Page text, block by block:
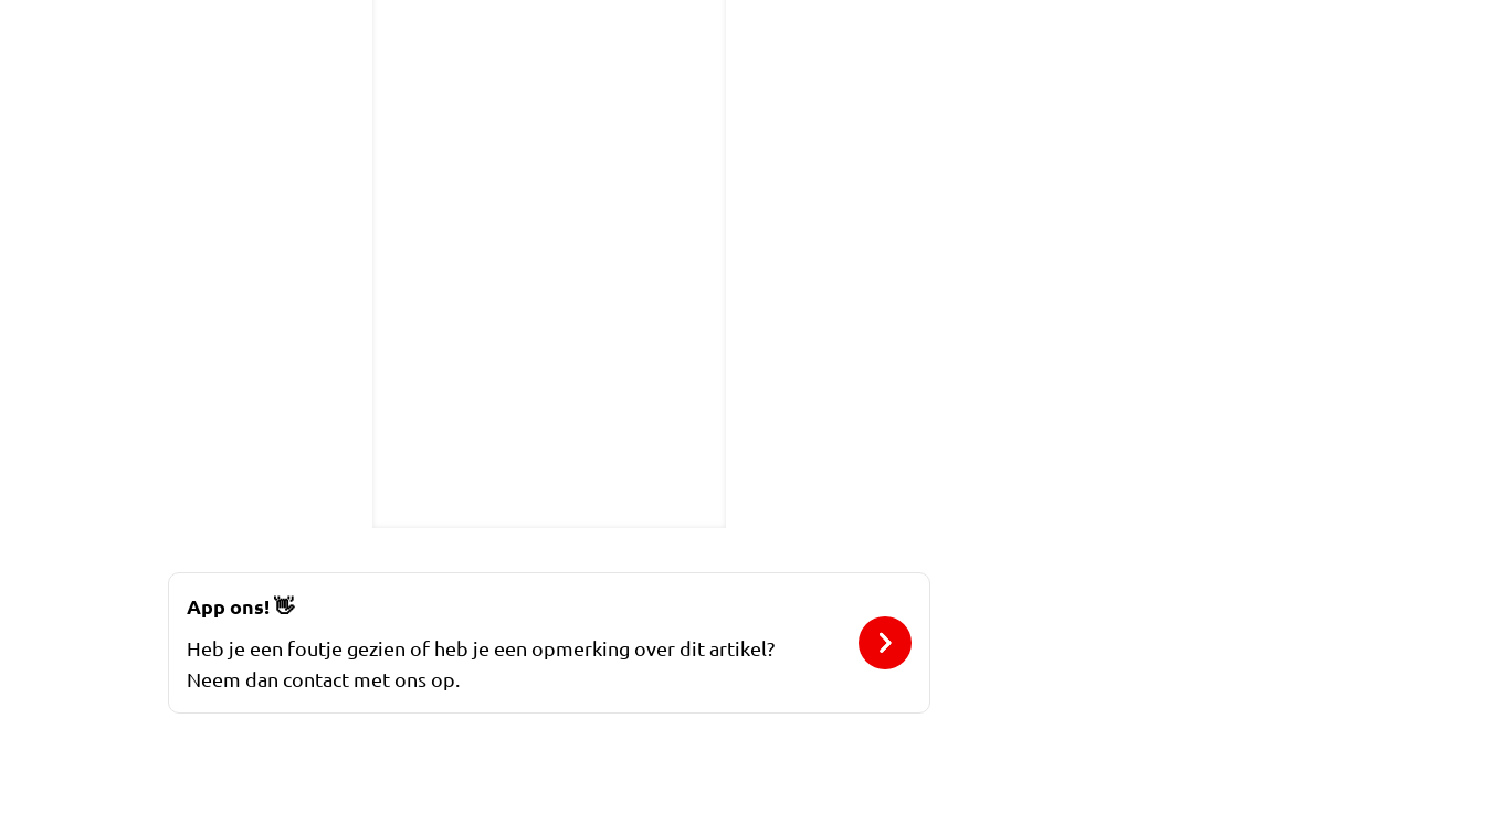
App ons!👋
Heb je een foutje gezien of heb je een opmerking over dit artikel?
Neem dan contact met ons op.